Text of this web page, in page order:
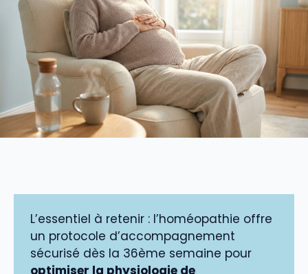
L’essentiel à retenir : l’homéopathie offre
un protocole d’accompagnement
sécurisé dès la 36ème semaine pour
optimiser la physiologie de